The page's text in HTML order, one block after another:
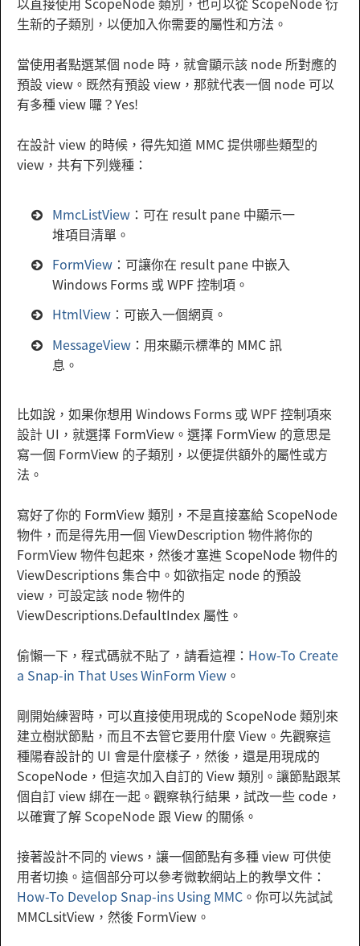
生新的子類別，以便加入你需要的屬性和方法。
當使用者點選某個 node 時，就會顯示該 node 所對應的
預設 view。既然有預設 view，那就代表一個 node 可以
有多種 view 囉？Yes!
在設計 view 的時候，得先知道 MMC 提供哪些類型的
view，共有下列幾種：
MmcListView ：可在 result pane 中顯示一
堆項目清單。
FormView ：可讓你在 result pane 中嵌入
Windows Forms 或 WPF 控制項。
HtmlView ：可嵌入一個網頁。
MessageView ：用來顯示標準的 MMC 訊
息。
比如說，如果你想用 Windows Forms 或 WPF 控制項來
設計 UI，就選擇 FormView。選擇 FormView 的意思是
寫一個 FormView 的子類別，以便提供額外的屬性或方
法。
寫好了你的 FormView 類別，不是直接塞給 ScopeNode
物件，而是得先用一個 ViewDescription 物件將你的
FormView 物件包起來，然後才塞進 ScopeNode 物件的
ViewDescriptions 集合中。如欲指定 node 的預設
view，可設定該 node 物件的
ViewDescriptions.DefaultIndex 屬性。
偷懶一下，程式碼就不貼了，請看這裡： How-To Create
a Snap-in That Uses WinForm View 。
剛開始練習時，可以直接使用現成的 ScopeNode 類別來
建立樹狀節點，而且不去管它要用什麼 View。先觀察這
種陽春設計的 UI 會是什麼樣子，然後，還是用現成的
ScopeNode，但這次加入自訂的 View 類別。讓節點跟某
個自訂 view 綁在一起。觀察執行結果，試改一些 code，
以確實了解 ScopeNode 跟 View 的關係。
接著設計不同的 views，讓一個節點有多種 view 可供使
用者切換。這個部分可以參考微軟網站上的教學文件：
How-To Develop Snap-ins Using MMC 。你可以先試試
MMCLsitView，然後 FormView。